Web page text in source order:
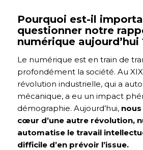
Pourquoi est-il
questionner notre
numérique aujourd’hui
Le numérique est en train de
profondément la société. Au
révolution industrielle, qui a
mécanique, a eu un impact
démographie. Aujourd’hui,
cœur d’une autre révolution,
automatise le travail
difficile d’en prévoir l’issue.